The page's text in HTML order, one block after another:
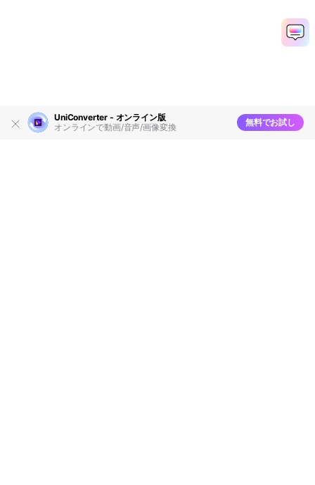
UniConverter - オンライン版
オンラインで動画/音声/画像変換
無料でお試し